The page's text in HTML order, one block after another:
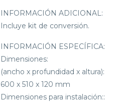
INFORMACIÓN ADICIONAL:
Incluye kit de conversión.
INFORMACIÓN ESPECÍFICA:
Dimensiones:
(ancho x profundidad x altura):
600 x 510 x 120 mm
Dimensiones para instalación::